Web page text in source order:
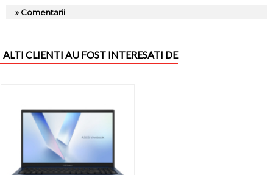
» Comentarii
ALTI CLIENTI AU FOST INTERESATI DE